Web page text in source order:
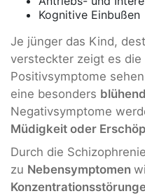
Kognitive Einbußen
Je jünger das Kind,
versteckter zeigt es die
Positivsymptome
eine besonders
Negativsymptome
Müdigkeit oder
Durch die
zu Nebensymptomen